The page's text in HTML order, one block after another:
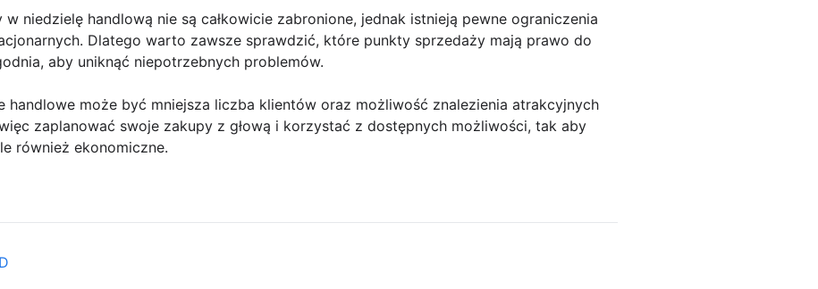
niedzielę handlową nie są całkowicie zabronione, jednak istnieją pewne ograniczenia
Dlatego warto zawsze sprawdzić, które punkty sprzedaży mają prawo do
aby uniknąć niepotrzebnych problemów.
handlowe może być mniejsza liczba klientów oraz możliwość znalezienia atrakcyjnych
zaplanować swoje zakupy z głową i korzystać z dostępnych możliwości, tak aby
również ekonomiczne.